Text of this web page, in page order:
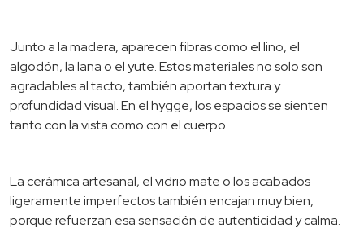
Junto a la madera, aparecen fibras como el lino, el
algodón, la lana o el yute. Estos materiales no solo son
agradables al tacto, también aportan textura y
profundidad visual. En el hygge, los espacios se sienten
tanto con la vista como con el cuerpo.
La cerámica artesanal, el vidrio mate o los acabados
ligeramente imperfectos también encajan muy bien,
porque refuerzan esa sensación de autenticidad y calma.